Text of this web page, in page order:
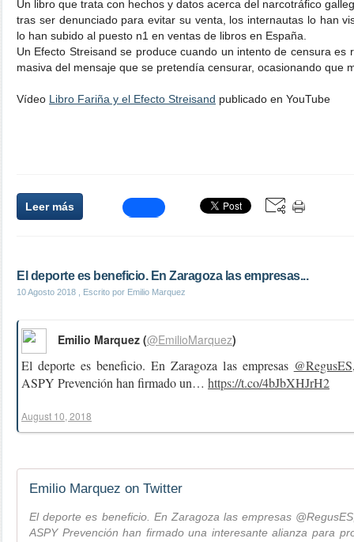
Un libro que trata con hechos y datos acerca del narcotráfico
tras ser denunciado para evitar su venta, los internautas lo han
lo han subido al puesto n1 en ventas de libros en España.
Un Efecto Streisand se produce cuando un intento de censura es
masiva del mensaje que se pretendía censurar, ocasionando que
Vídeo Libro Fariña y el Efecto Streisand publicado en YouTube
Leer más
El deporte es beneficio. En Zaragoza las empresas...
10 Agosto 2018 , Escrito por Emilio Marquez
El deporte es beneficio. En Zaragoza las empresas @RegusES
ASPY Prevención han firmado un… https://t.co/4bJbXHJrH2
Emilio Marquez (@EmilioMarquez)
August 10, 2018
Emilio Marquez on Twitter
El deporte es beneficio. En Zaragoza las empresas
ASPY Prevención han firmado una interesante alianza para